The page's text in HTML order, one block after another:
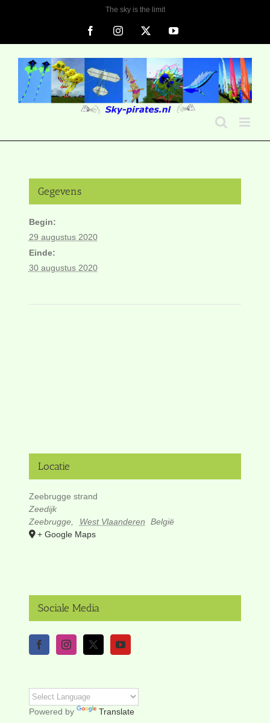
The sky is the limit
FacebookInstagram YouTube
Gegevens
Begin:
29 augustus 2020
Einde:
30 augustus 2020
Locatie
Zeebrugge strand
Zeedijk
Zeebrugge, West Vlaanderen
België
+ Google Maps
Sociale Media
Powered by Translate